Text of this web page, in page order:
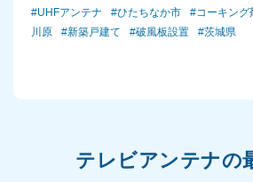
UHFアンテナ ひたちなか市 コーキング
川原
新築戸建て 破風板設置 茨城県
テレビアンテナの